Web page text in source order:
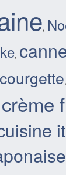
,
,
courgette,
crème